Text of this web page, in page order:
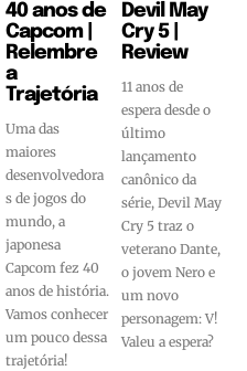
40 anos de
Capcom |
Relembre
a
Trajetória
Uma das
maiores
desenvolvedora
s de jogos do
mundo, a
japonesa
Capcom fez 40
anos de história.
Vamos conhecer
um pouco dessa
trajetória!
Devil May
Cry 5 |
Review
11 anos de
espera desde o
último
lançamento
canônico da
série, Devil May
Cry 5 traz o
veterano Dante,
o jovem Nero e
um novo
personagem: V!
Valeu a espera?